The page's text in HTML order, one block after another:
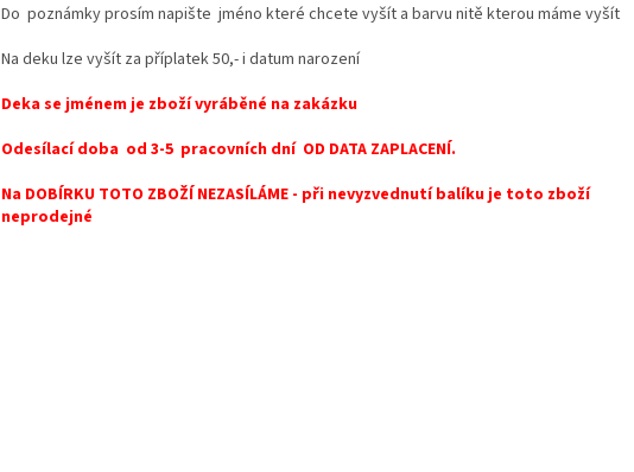
Do poznámky prosím napište jméno které chcete vyšít a barvu nitě kterou máme vyšít
Na deku lze vyšít za příplatek 50,- i datum narození
Deka se jménem je zboží vyráběné na zakázku
Odesílací doba od 3-5 pracovních dní OD DATA ZAPLACENÍ.
Na DOBÍRKU TOTO ZBOŽÍ NEZASÍLÁME - při nevyzvednutí balíku je toto zboží
neprodejné